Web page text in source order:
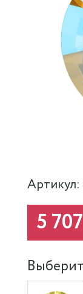
Артикул:
5 707